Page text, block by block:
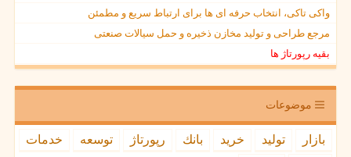
واکی تاکی، انتخاب حرفه ای ها برای ارتباط سریع و مطمئن
مرجع طراحی و تولید مخازن ذخیره و حمل سیالات صنعتی
بقیه رپورتاژ ها
موضوعات
بازار تولید خرید بانك رپورتاژ توسعه
خدمات